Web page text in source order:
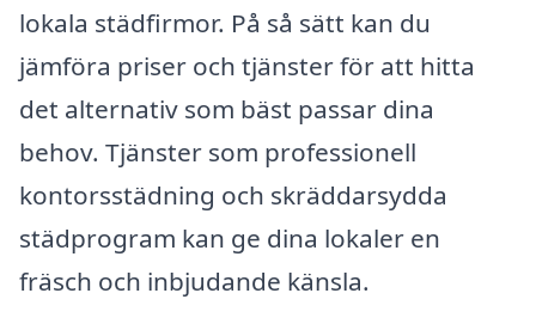
lokala städfirmor. På så sätt kan du
jämföra priser och tjänster för att hitta
det alternativ som bäst passar dina
behov. Tjänster som professionell
kontorsstädning och skräddarsydda
städprogram kan ge dina lokaler en
fräsch och inbjudande känsla.